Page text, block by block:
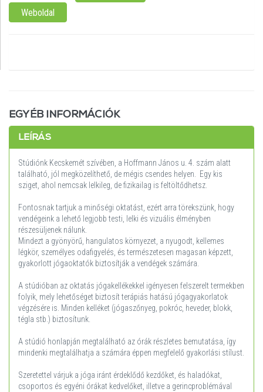
Weboldal
EGYÉB INFORMÁCIÓK
LEÍRÁS
Stúdiónk Kecskemét szívében, a Hoffmann János u. 4. szám alatt
található, jól megközelíthető, de mégis csendes helyen. Egy kis
sziget, ahol nemcsak lelkileg, de fizikailag is feltöltődhetsz.
Fontosnak tartjuk a minőségi oktatást, ezért arra törekszünk, hogy
vendégeink a lehető legjobb testi, lelki és vizuális élményben
részesüljenek nálunk.
Mindezt a gyönyörű, hangulatos környezet, a nyugodt, kellemes
légkör, személyes odafigyelés, és természetesen magasan képzett,
gyakorlott jógaoktatók biztosítják a vendégek számára.
A stúdióban az oktatás jógakellékekkel igényesen felszerelt termekben
folyik, mely lehetőséget biztosít terápiás hatású jógagyakorlatok
végzésére is. Minden kelléket (jógaszőnyeg, pokróc, heveder, blokk,
tégla stb.) biztosítunk.
A stúdió honlapján megtalálható az órák részletes bemutatása, így
mindenki megtalálhatja a számára éppen megfelelő gyakorlási stílust.
Szeretettel várjuk a jóga iránt érdeklődő kezdőket, és haladókat,
csoportos és egyéni órákat kedvelőket, illetve a gerincproblémával